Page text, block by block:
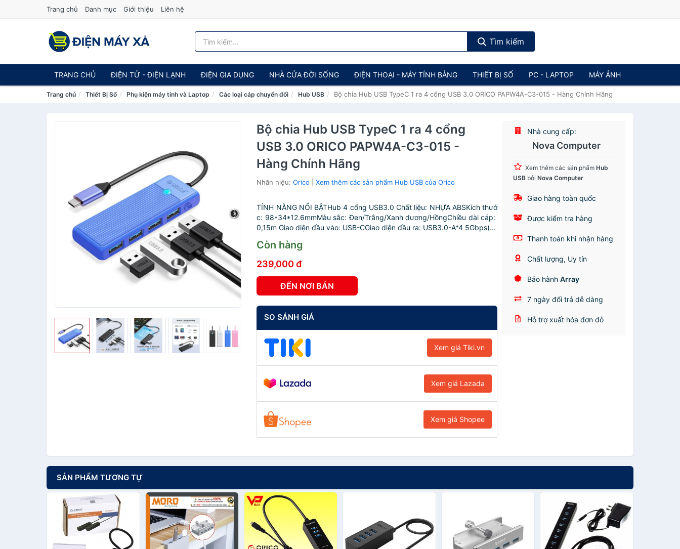
Trang chủ Danh mục Giới thiệu Liên hệ
Tìm kiếm
TRANG CHỦ ĐIỆN TỬ - ĐIỆN LẠNH ĐIỆN GIA DỤNG NHÀ CỬA ĐỜI SỐNG ĐIỆN THOẠI - MÁY TÍNH BẢNG THIẾT BỊ SỐ PC - LAPTOP MÁY ẢNH
Trang chủ Thiết Bị Số Phụ kiện máy tính và Laptop Các loại cáp chuyển đổi Hub USB Bộ chia Hub USB TypeC 1 ra 4 cổng USB 3.0 ORICO PAPW4A-C3-015 - Hàng Chính Hãng
Bộ chia Hub USB TypeC 1 ra 4 cổng
USB 3.0 ORICO PAPW4A-C3-015 -
Hàng Chính Hãng
Nhãn hiệu:Orico |Xem thêm các sản phẩm Hub USB của Orico
TÍNH NĂNG NỔI BẬTHub 4 cổng USB3.0 Chất liệu: NHỰA ABSKích thướ
c: 98*34*12.6mmMàu sắc: Đen/Trắng/Xanh dương/HồngChiều dài cáp:
0,15m Giao diện đầu vào: USB-CGiao diện đầu ra: USB3.0-A*4 5Gbps(...
Còn hàng
239,000 đ
ĐẾN NƠI BÁN
SO SÁNH GIÁ
Xem giá Tiki.vn
Xem giá Lazada
Xem giá Shopee
Nhà cung cấp:
Nova Computer
Xem thêm các sản phẩmHub
USB bởiNova Computer
Giao hàng toàn quốc
Được kiểm tra hàng
Thanh toán khi nhận hàng
Chất lượng, Uy tín
Bảo hànhArray
7 ngày đổi trả dễ dàng
Hỗ trợ xuất hóa đơn đỏ
SẢN PHẨM TƯƠNG TỰ